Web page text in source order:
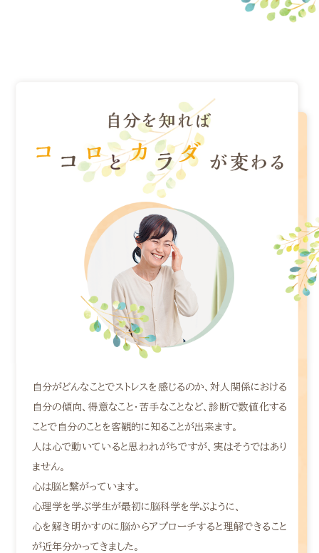
自分がどんなことでストレスを感じるのか、対人関係における
自分の傾向、得意なこと・苦手なことなど、診断で数値化する
ことで自分のことを客観的に知ることが出来ます。
人は心で動いていると思われがちですが、実はそうではあり
ません。
心は脳と繋がっています。
心理学を学ぶ学生が最初に脳科学を学ぶように、
心を解き明かすのに脳からアプローチすると理解できること
が近年分かってきました。